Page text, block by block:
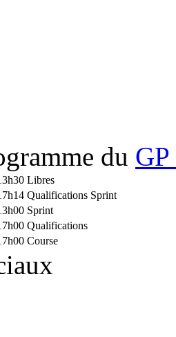
du
Libres
Qualifications Sprint
Sprint
Qualifications
Course